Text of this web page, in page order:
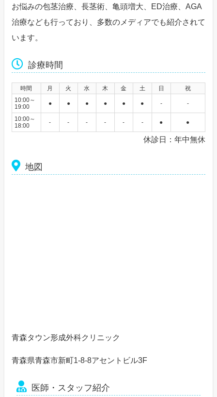
お悩みの包茎治療、長茎術、亀頭増大、ED治療、AGA
治療なども行っており、多数のメディアでも紹介されて
います。
診療時間
時間 月 火 水 木 金 土 日
祝
10:00～
19:00
● ● ● ● ● ● - -
10:00～
18:00
- - - - - - ● ●
休診日：年中無休
地図
青森タウン形成外科クリニック
青森県青森市新町1-8-8アセントビル3F
医師・スタッフ紹介